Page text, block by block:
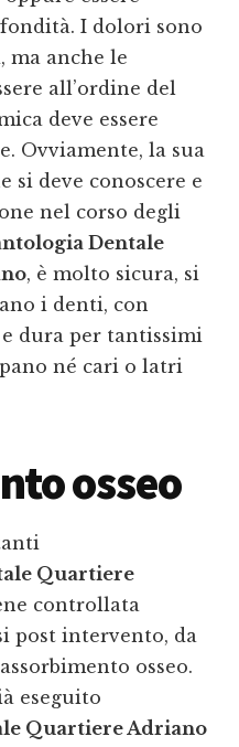
I dolori sono
ma anche le
all’ordine del
deve essere
Ovviamente, la sua
si deve conoscere e
nel corso degli
Dentale
, è molto sicura, si
i denti, con
dura per tantissimi
né cari o latri
osseo
Quartiere
controllata
post intervento, da
osseo.
eseguito
Quartiere Adriano